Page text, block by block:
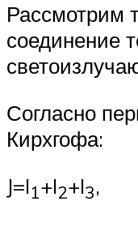
Рассмотрим
соединение
Согласно
Кирхгофа:
J=I1+I2+I3,